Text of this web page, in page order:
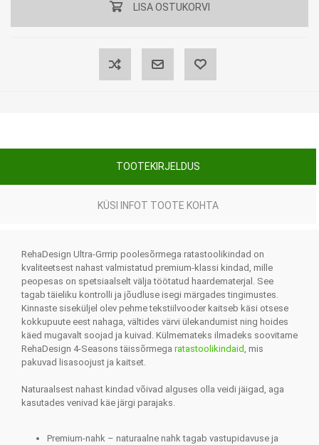
LISA OSTUKORVI
TOOTEKIRJELDUS
KÜSI INFOT TOOTE KOHTA
RehaDesign Ultra-Grrrip poolesõrmega ratastoolikindad on
kvaliteetsest nahast valmistatud premium-klassi kindad, mille
peopesas on spetsiaalselt välja töötatud haardematerjal. See
tagab täieliku kontrolli ja jõudluse isegi märgades tingimustes.
Kinnaste siseküljel olev pehme tekstiilvooder kaitseb käsi otsese
kokkupuute eest nahaga, vältides värvi ülekandumist ning hoides
käed mugavalt soojad ja kuivad. Külmemateks ilmadeks soovitame
RehaDesign 4-Seasons täissõrmega ratastoolikindaid , mis
pakuvad lisasoojust ja kaitset.
Naturaalsest nahast kindad võivad alguses olla veidi jäigad, aga
kasutades venivad käe järgi parajaks.
Premium‑nahk – naturaalne nahk tagab vastupidavuse ja